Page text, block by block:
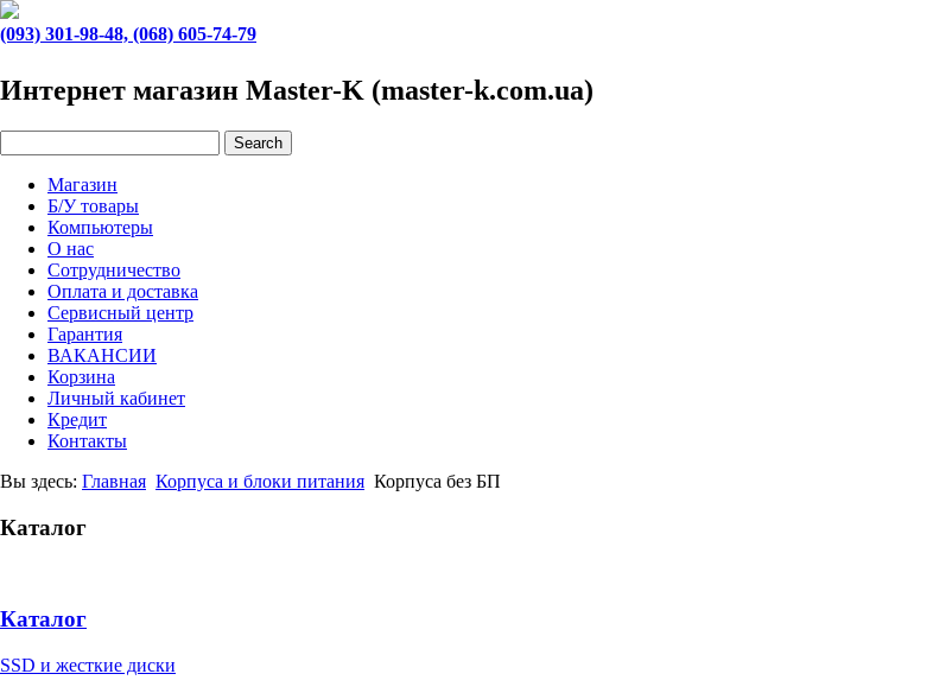
(093) 301-98-48, (068) 605-74-79
Интернет магазин Master-K (master-k.com.ua)
Магазин
Б/У товары
Компьютеры
О нас
Сотрудничество
Оплата и доставка
Сервисный центр
Гарантия
ВАКАНСИИ
Корзина
Личный кабинет
Кредит
Контакты
Вы здесь: Главная Корпуса и блоки питания Корпуса без БП
Каталог
Каталог
SSD и жесткие диски